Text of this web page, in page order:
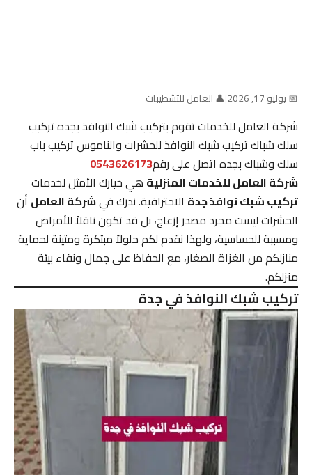
📅 يوليو 17, 2026 |👤 العامل للتشطيبات
شركة العامل للخدمات تقوم بتركيب شبك النوافذ بجده تركيب
سلك شباك تركيب شبك النوافذ للحشرات والناموس تركيب باب
سلك وشباك بجده اتصل على رقم0543626173
شركة العامل للخدمات المنزليةهي خيارك الأمثل لخدمات
تركيب شبك نوافذ جدةالاحترافية. ندرك فيشركة العاملأن
الحشرات ليست مجرد مصدر إزعاج، بل قد تكون ناقلاً للأمراض
ومسببة للحساسية، ولهذا نقدم لكم حلولاً مبتكرة ومتينة لحماية
منازلكم من الغزاة الصغار، مع الحفاظ على جمال ونقاء بيئة
منزلكم.
تركيب شبك النوافذ في جدة